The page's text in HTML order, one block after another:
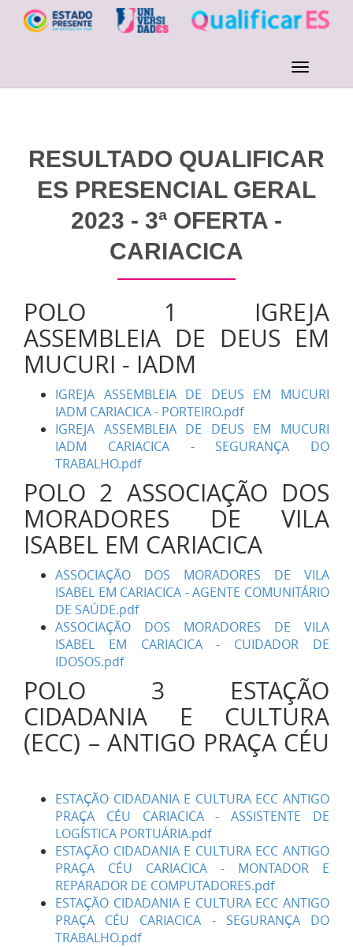
RESULTADO QUALIFICAR
ES PRESENCIAL GERAL
2023 - 3ª OFERTA -
CARIACICA
POLO 1 IGREJA
ASSEMBLEIA DE DEUS EM
MUCURI - IADM
IGREJA ASSEMBLEIA DE DEUS EM MUCURI
IADM CARIACICA - PORTEIRO.pdf
IGREJA ASSEMBLEIA DE DEUS EM MUCURI
IADM CARIACICA - SEGURANÇA DO
TRABALHO.pdf
POLO 2 ASSOCIAÇÃO DOS
MORADORES DE VILA
ISABEL EM CARIACICA
ASSOCIAÇÃO DOS MORADORES DE VILA
ISABEL EM CARIACICA - AGENTE COMUNITÁRIO
DE SAÚDE.pdf
ASSOCIAÇÃO DOS MORADORES DE VILA
ISABEL EM CARIACICA - CUIDADOR DE
IDOSOS.pdf
POLO 3 ESTAÇÃO
CIDADANIA E CULTURA
(ECC) – ANTIGO PRAÇA CÉU
ESTAÇÃO CIDADANIA E CULTURA ECC ANTIGO
PRAÇA CÉU CARIACICA - ASSISTENTE DE
LOGÍSTICA PORTUÁRIA.pdf
ESTAÇÃO CIDADANIA E CULTURA ECC ANTIGO
PRAÇA CÉU CARIACICA - MONTADOR E
REPARADOR DE COMPUTADORES.pdf
ESTAÇÃO CIDADANIA E CULTURA ECC ANTIGO
PRAÇA CÉU CARIACICA - SEGURANÇA DO
TRABALHO.pdf